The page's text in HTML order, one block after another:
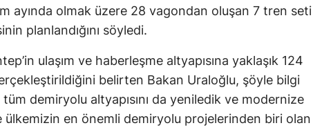
Aksaray
Karaman
Kırıkkale
Batman
ayında olmak üzere 28 vagondan oluşan 7 tren seti
planlandığını söyledi.
ulaşım ve haberleşme altyapısına yaklaşık 124
belirten Bakan Uraloğlu, şöyle bilgi
tüm demiryolu altyapısını da yeniledik ve modernize
en önemli demiryolu projelerinden biri olan